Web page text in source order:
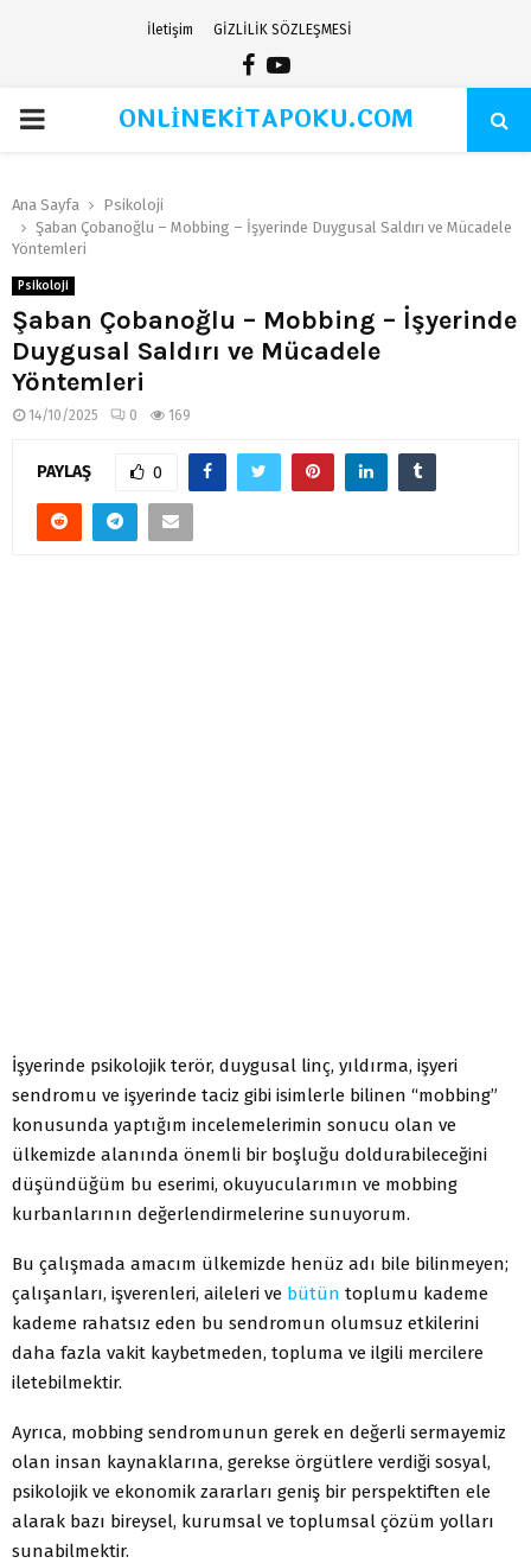
İletişim GİZLİLİK SÖZLEŞMESİ
Facebook
Youtube
PRIMARYONLİNEKİTAPOKU.COM
Ana Sayfa
Psikoloji
Şaban Çobanoğlu – Mobbing – İşyerinde Duygusal Saldırı ve Mücadele
Yöntemleri
Psikoloji
Şaban Çobanoğlu – Mobbing – İşyerinde
Duygusal Saldırı ve Mücadele
Yöntemleri
14/10/2025 0 169
PAYLAŞ 0
İşyerinde psikolojik terör, duygusal linç, yıldırma, işyeri
sendromu ve işyerinde taciz gibi isimlerle bilinen “mobbing”
konusunda yaptığım incelemelerimin sonucu olan ve
ülkemizde alanında önemli bir boşluğu doldurabileceğini
düşündüğüm bu eserimi, okuyucularımın ve mobbing
kurbanlarının değerlendirmelerine sunuyorum.
Bu çalışmada amacım ülkemizde henüz adı bile bilinmeyen;
çalışanları, işverenleri, aileleri ve bütün toplumu kademe
kademe rahatsız eden bu sendromun olumsuz etkilerini
daha fazla vakit kaybetmeden, topluma ve ilgili mercilere
iletebilmektir.
Ayrıca, mobbing sendromunun gerek en değerli sermayemiz
olan insan kaynaklarına, gerekse örgütlere verdiği sosyal,
psikolojik ve ekonomik zararları geniş bir perspektiften ele
alarak bazı bireysel, kurumsal ve toplumsal çözüm yolları
sunabilmektir.